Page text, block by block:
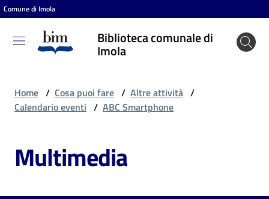
Vai al contenuto
Vai alla navigazione
Vai al footer
Comune di Imola
Biblioteca comunale di
Imola
Biblioteca
comunale
Home / Cosa puoi fare / Altre attività /
Calendario eventi / ABC Smartphone
Multimedia